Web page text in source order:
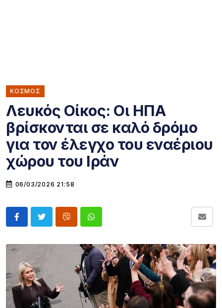
ΚΌΣΜΟΣ
Λευκός Οίκος: Οι ΗΠΑ
βρίσκονται σε καλό δρόμο
για τον έλεγχο του εναέριου
χώρου του Ιράν
06/03/2026 21:58